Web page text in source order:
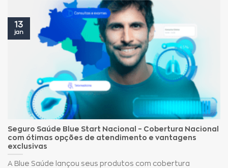
Seguro Saúde Blue Start Nacional – Cobertura Nacional
com ótimas opções de atendimento e vantagens
exclusivas
A Blue Saúde lançou seus produtos com cobertura
13
jan